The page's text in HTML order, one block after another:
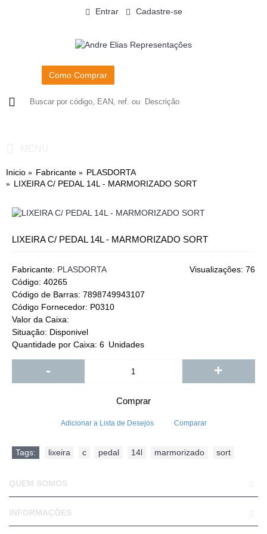
Entrar Cadastre-se
Como Comprar
Inicio Fabricante
PLASDORTA
LIXEIRA C/ PEDAL 14L - MARMORIZADO SORT
LIXEIRA C/ PEDAL 14L - MARMORIZADO SORT
Visualizações: 76
Fabricante: PLASDORTA
Código: 40265
Código de Barras: 7898749943107
Código Fornecedor: P0310
Valor da Caixa:
Situação: Disponivel
Quantidade por Caixa: 6 Unidades
- +
Comprar
Adicionar a Lista de Desejos Comparar
Tags: lixeira c pedal 14l marmorizado sort
QUEM SOMOS
INFORMAÇÕES